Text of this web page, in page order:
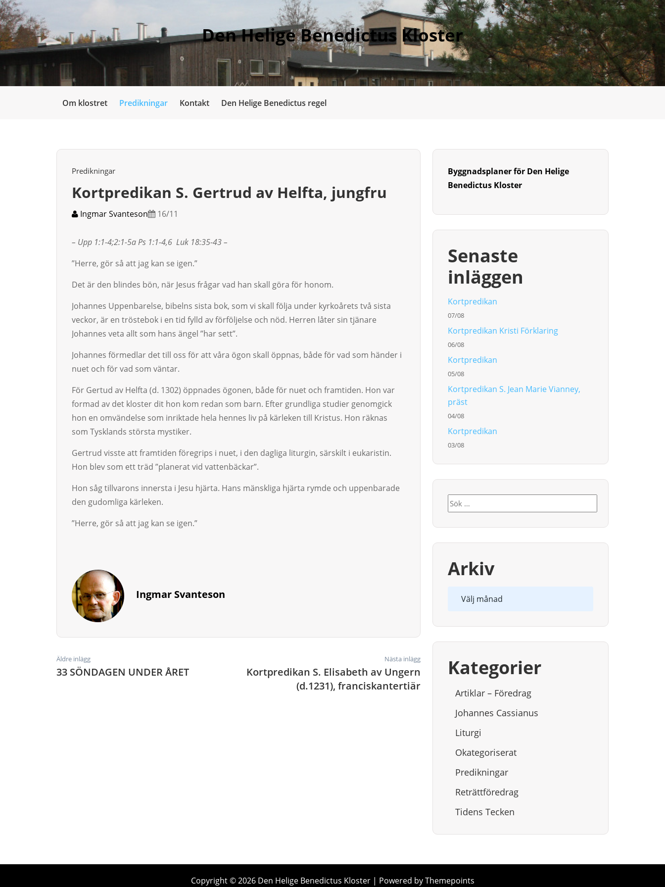
Den Helige Benedictus Kloster
Om klostret Predikningar Kontakt Den Helige Benedictus regel
Predikningar
Kortpredikan S. Gertrud av Helfta, jungfru
Ingmar Svanteson 16/11
– Upp 1:1-4;2:1-5a Ps 1:1-4,6 Luk 18:35-43 –
”Herre, gör så att jag kan se igen.”
Det är den blindes bön, när Jesus frågar vad han skall göra för ho­nom.
Johannes Uppenbarelse, bibelns sista bok, som vi skall följa un­der kyrkoårets två sista
veckor, är en tröstebok i en tid fylld av för­föl­jelse och nöd. Herren låter sin tjänare
Johannes veta allt som hans ängel ”har sett”.
Johannes förmedlar det till oss för att våra ögon skall öppnas, både för vad som händer i
nuet och för vad som väntar.
För Gertud av Helfta (d. 1302) öppnades ögonen, både för nuet och framtiden. Hon var
formad av det kloster dit hon kom re­dan som barn. Efter grundliga studier genomgick
hon en om­vän­delse som inriktade hela hennes liv på kärleken till Kristus. Hon räknas
som Tysklands största mystiker.
Gertrud visste att framtiden föregrips i nuet, i den dagliga liturgin, sär­skilt i eukaristin.
Hon blev som ett träd ”planerat vid vattenbäc­kar”.
Hon såg tillvarons innersta i Jesu hjärta. Hans mänskliga hjärta rym­­de och up­penbarade
den gu­domliga kärleken.
”Herre, gör så att jag kan se igen.”
Ingmar Svanteson
Äldre inlägg
33 SÖNDAGEN UNDER ÅRET
Nästa inlägg
Kortpredikan S. Elisabeth av Ungern
(d.1231), franciskantertiär
Byggnadsplaner för Den Helige
Benedictus Kloster
Senaste
inläggen
Kortpredikan
07/08
Kortpredikan Kristi Förklaring
06/08
Kortpredikan
05/08
Kortpredikan S. Jean Marie Vianney,
präst
04/08
Kortpredikan
03/08
Sök
efter:
Arkiv
Kategorier
Artiklar – Föredrag
Johannes Cassianus
Liturgi
Okategoriserat
Predikningar
Reträttföredrag
Tidens Tecken
Copyright © 2026 Den Helige Benedictus Kloster | Powered by Themepoints